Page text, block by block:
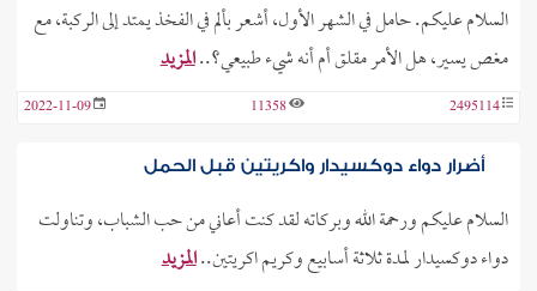
السلام عليكم. حامل في الشهر الأول، أشعر بألم في الفخذ يمتد إلى الركبة، مع
مغص يسير، هل الأمر مقلق أم أنه شيء طبيعي؟..المزيد
2495114
11358
2022-11-09
أضرار دواء دوكسيدار واكريتين قبل الحمل
السلام عليكم ورحمة الله وبركاته لقد كنت أعاني من حب الشباب، وتناولت
دواء دوكسيدار لمدة ثلاثة أسابيع وكريم اكريتين..المزيد